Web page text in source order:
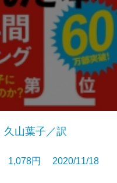
久山葉子／訳
1,078円 2020/11/18